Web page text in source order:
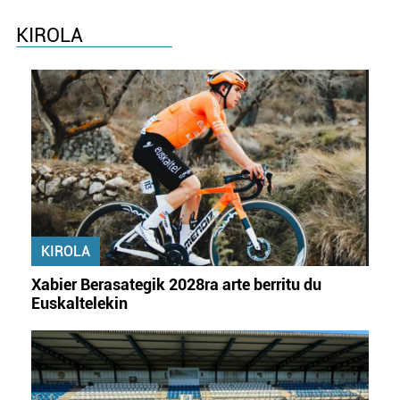
datuen atalean. Edozein unetan alda edo ken dezakezu
Webgune honek cookie propioak eta hirugarrenen cookie-
fitxategiak erabiltzen ditu. Zure esperientzia eta
zerbitzuak hobetzeko asmoz, cookie teknologiaz
baliatzen gara. Ohar hau onartuz gero, teknologia hori
erabiltzeko baimen esplizitua ematen diguzu.Gehiago
irakurri
KIROLA
KIROLA
Xabier Berasategik 2028ra arte berritu du
Euskaltelekin